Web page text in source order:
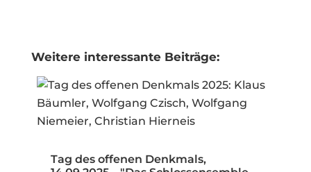
Weitere interessante Beiträge:
Tag des offenen Denkmals,